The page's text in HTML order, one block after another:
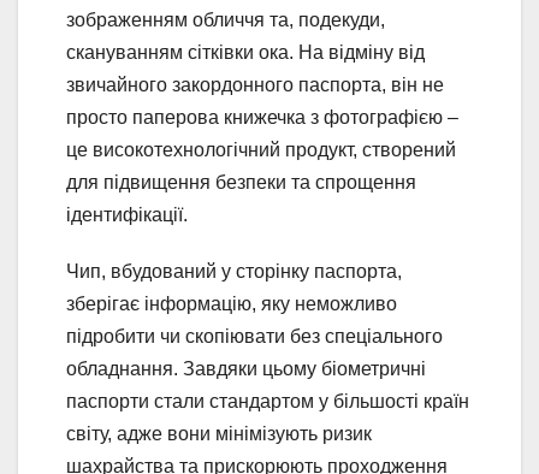
зображенням обличчя та, подекуди,
скануванням сітківки ока. На відміну від
звичайного закордонного паспорта, він не
просто паперова книжечка з фотографією –
це високотехнологічний продукт, створений
для підвищення безпеки та спрощення
ідентифікації.
Чип, вбудований у сторінку паспорта,
зберігає інформацію, яку неможливо
підробити чи скопіювати без спеціального
обладнання. Завдяки цьому біометричні
паспорти стали стандартом у більшості країн
світу, адже вони мінімізують ризик
шахрайства та прискорюють проходження